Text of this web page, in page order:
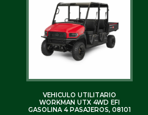
VEHICULO UTILITARIO
WORKMAN UTX 4WD EFI
GASOLINA 4 PASAJEROS, 08101